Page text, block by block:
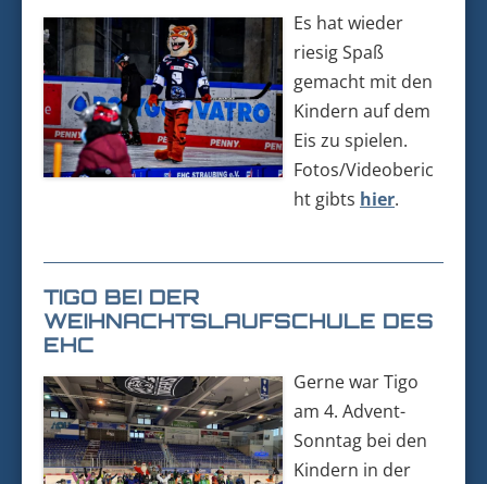
Es hat wieder
riesig Spaß
gemacht mit den
Kindern auf dem
Eis zu spielen.
Fotos/Videoberic
ht gibts hier.
TIGO BEI DER
WEIHNACHTSLAUFSCHULE DES
EHC
Gerne war Tigo
am 4. Advent-
Sonntag bei den
Kindern in der